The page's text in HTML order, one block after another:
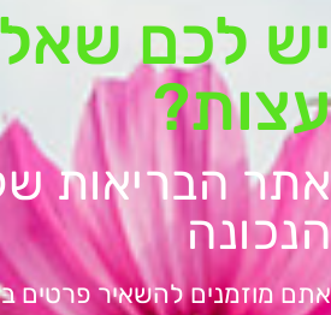
יש לכם
עצות?
אתר הבריאות
הנכונה
אתם מוזמנים להשאיר פרטים